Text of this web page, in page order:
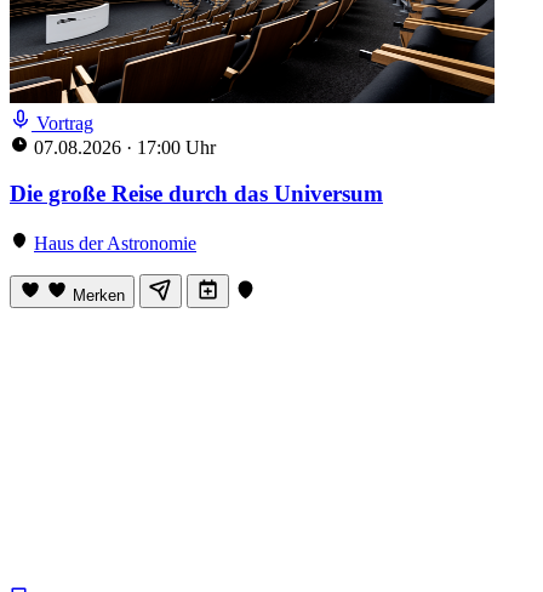
Vortrag
07.08.2026 · 17:00 Uhr
Die große Reise durch das Universum
Haus der Astronomie
Merken